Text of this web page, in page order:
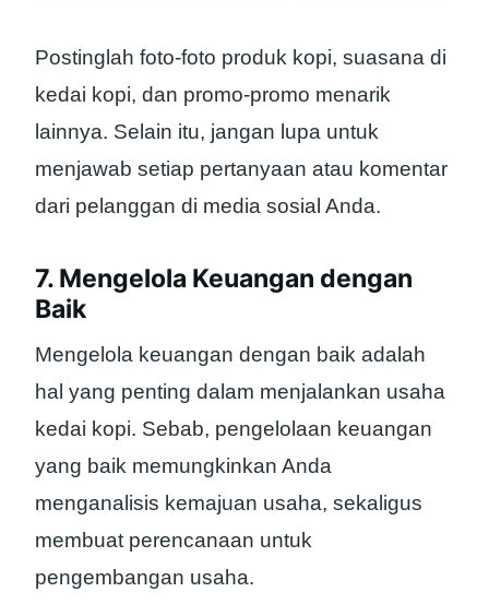
Postinglah foto-foto produk kopi, suasana di
kedai kopi, dan promo-promo menarik
lainnya. Selain itu, jangan lupa untuk
menjawab setiap pertanyaan atau komentar
dari pelanggan di media sosial Anda.
7. Mengelola Keuangan dengan
Baik
Mengelola keuangan dengan baik adalah
hal yang penting dalam menjalankan usaha
kedai kopi. Sebab, pengelolaan keuangan
yang baik memungkinkan Anda
menganalisis kemajuan usaha, sekaligus
membuat perencanaan untuk
pengembangan usaha.